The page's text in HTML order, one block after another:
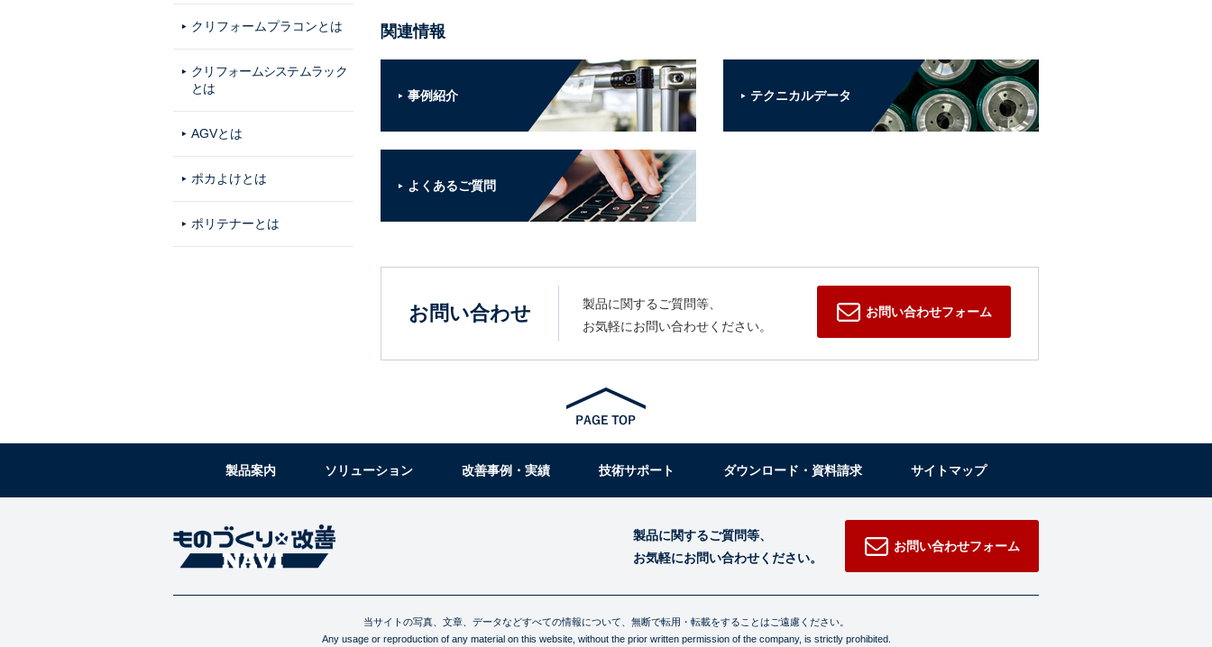
関連情報
事例紹介 テクニカルデータ
よくあるご質問
お問い合わせ
製品に関するご質問等、
お気軽にお問い合わせください。
お問い合わせフォーム
クリフォームプラコンとは
クリフォームシステムラック
とは
AGVとは
ポカよけとは
ポリテナーとは
製品案内 ソリューション 改善事例・実績 技術サポート ダウンロード・資料請求 サイトマップ
製品に関するご質問等、
お気軽にお問い合わせください。
お問い合わせフォーム
当サイトの写真、文章、データなどすべての情報について、無断で転用・転載をすることはご遠慮ください。
Any usage or reproduction of any material on this website, without the prior written permission of the company, is strictly prohibited.